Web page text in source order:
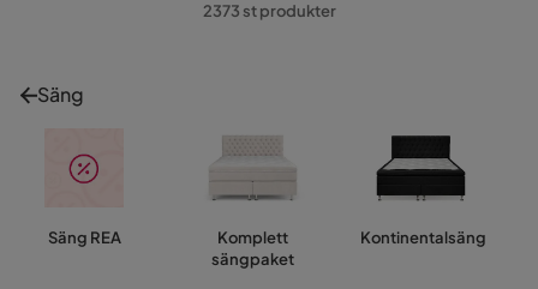
2373 st produkter
Säng
Säng REA
Komplett
sängpaket
Kontinentalsäng